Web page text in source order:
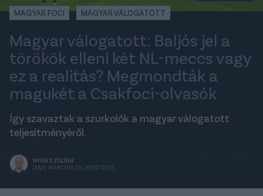
MAGYAR FOCI MAGYAR VÁLOGATOTT
Magyar válogatott: Baljós jel a
törökök elleni két NL-meccs vagy
ez a realitás? Megmondták a
magukét a Csakfoci-olvasók
Így szavaztak a szurkolók a magyar válogatott
teljesítményéről.
NYIKES ZOLTÁN
2025. MÁRCIUS 25., KEDD 12:03